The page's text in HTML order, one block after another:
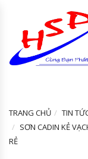
TRANG CHỦ
TIN
SƠN CADIN KẺ
RẺ